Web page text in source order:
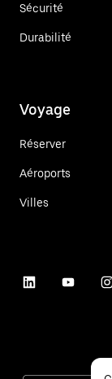
Sécurité
Durabilité
Voyage
Réserver
Aéroports
Villes